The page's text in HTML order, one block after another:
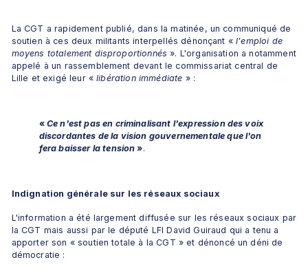
La CGT a rapidement publié, dans la matinée, un communiqué de
soutien à ces deux militants interpellés dénonçant « l'emploi de
moyens totalement disproportionnés ». L'organisation a notamment
appelé à un rassemblement devant le commissariat central de
Lille et exigé leur « libération immédiate » :
« Ce n'est pas en criminalisant l'expression des voix
discordantes de la vision gouvernementale que l'on
fera baisser la tension ».
Indignation générale sur les réseaux sociaux
L'information a été largement diffusée sur les réseaux sociaux par
la CGT mais aussi par le député LFI David Guiraud qui a tenu a
apporter son « soutien totale à la CGT » et dénoncé un déni de
démocratie :